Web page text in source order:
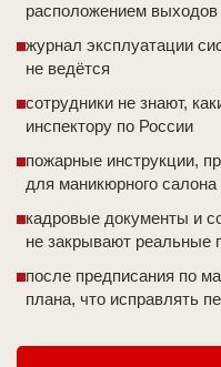
расположением выходов
журнал эксплуатации
не ведётся
сотрудники не знают,
инспектору по России
пожарные инструкции,
для маникюрного салона
кадровые документы и
не закрывают реальные
после предписания по
плана, что исправлять